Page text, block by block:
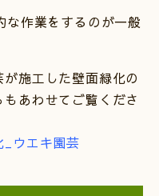
な作業をするのが一般
施工した壁面緑化の
あわせてご覧くださ
_ウエキ園芸